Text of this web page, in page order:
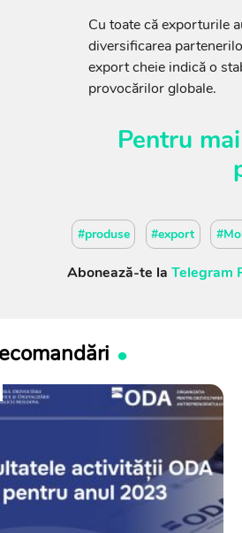
Cu toate că exporturile
diversificarea
export cheie indică o
provocărilor globale.
Pentru
#produse #export
Abonează-te la Telegram